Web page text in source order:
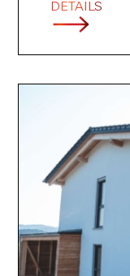
DETAILS